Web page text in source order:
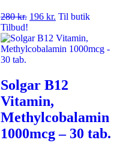
280kr. 196 kr. Til butik
Tilbud!
Solgar B12
Vitamin,
Methylcobalamin
1000mcg – 30 tab.